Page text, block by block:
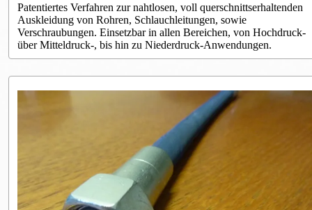
Patentiertes Verfahren zur nahtlosen, voll querschnittserhaltenden
Auskleidung von Rohren, Schlauchleitungen, sowie
Verschraubungen. Einsetzbar in allen Bereichen, von Hochdruck-
über Mitteldruck-, bis hin zu Niederdruck-Anwendungen.